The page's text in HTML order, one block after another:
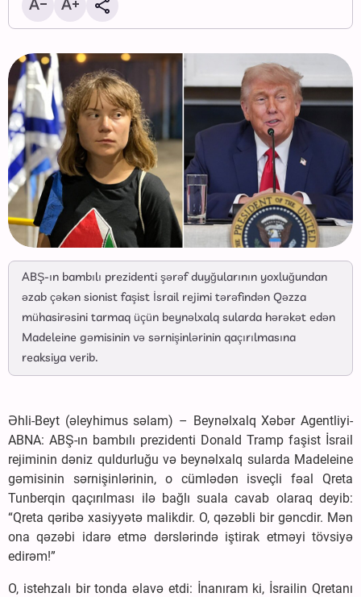
ABŞ-ın bambılı prezidenti şərəf duyğularının yoxluğundan
əzab çəkən sionist faşist İsrail rejimi tərəfindən Qəzza
mühasirəsini tarmaq üçün beynəlxalq sularda hərəkət edən
Madeleine gəmisinin və sərnişinlərinin qaçırılmasına
reaksiya verib.
Əhli-Beyt (əleyhimus səlam) – Beynəlxalq Xəbər Agentliyi-
ABNA: ABŞ-ın bambılı prezidenti Donald Tramp faşist İsrail
rejiminin dəniz quldurluğu və beynəlxalq sularda Madeleine
gəmisinin sərnişinlərinin, o cümlədən isveçli fəal Qreta
Tunberqin qaçırılması ilə bağlı suala cavab olaraq deyib:
“Qreta qəribə xasiyyətə malikdir. O, qəzəbli bir gəncdir. Mən
ona qəzəbi idarə etmə dərslərində iştirak etməyi tövsiyə
edirəm!”
O, istehzalı bir tonda əlavə etdi: İnanıram ki, İsrailin Qretanı